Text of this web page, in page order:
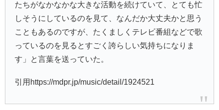
たちがなかなかな大きな活動を続けていて、とても忙
しそうにしているのを見て、なんだか大丈夫かと思う
こともあるのですが、たくましくテレビ番組などで歌
っているのを見るとすごく誇らしい気持ちになりま
す」と言葉を送っていた。
引用https://mdpr.jp/music/detail/1924521